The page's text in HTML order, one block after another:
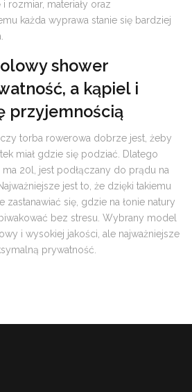
rozmiar, materiały oraz
każda wyprawa stanie się bardziej
shower
a kąpiel i
przyjemnością
torba rowerowa dobrze jest, żeby
miał gdzie się podziać. Dlatego
20l, jest podłączany do prądu na
jest to, że dzięki takiemu
się, gdzie na łonie natury
bez stresu. Wybrany model
i wysokiej jakości, ale najważniejsze
prywatność.